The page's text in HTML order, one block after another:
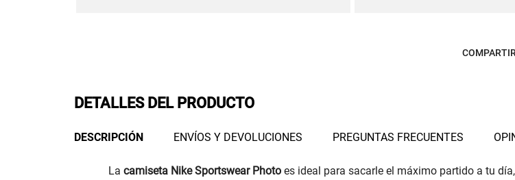
DETALLES DEL PRODUCTO
DESCRIPCIÓN ENVÍOS Y DEVOLUCIONES PREGUNTAS FRECUENTES
La camiseta Nike Sportswear Photo es ideal para sacarle el máximo partido a tu